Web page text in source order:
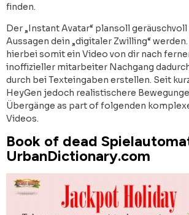
finden.
Der „Instant Avatar“ plansoll
Aussagen dein „digitaler Zwilling“
hierbei somit ein Video von dir nach
inoffizieller mitarbeiter Nachgang
durch bei Texteingaben erstellen. Seit
HeyGen jedoch realistischere
Übergänge as part of folgenden
Videos.
Book of dead
UrbanDictionary.com